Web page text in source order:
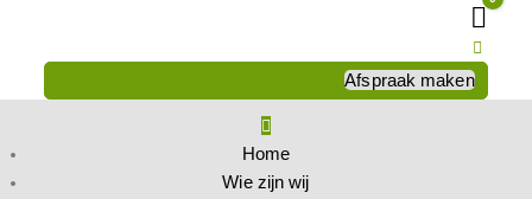
Afspraak maken
Home
Wie zijn wij